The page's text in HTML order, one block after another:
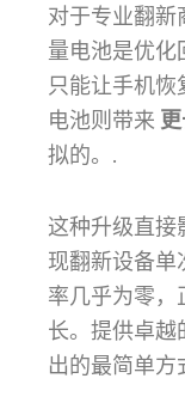
对于专业翻
量电池是优
只能让手机
电池则带来
拟的。.
这种升级直
现翻新设备
率几乎为零
长。提供卓
出的最简单方